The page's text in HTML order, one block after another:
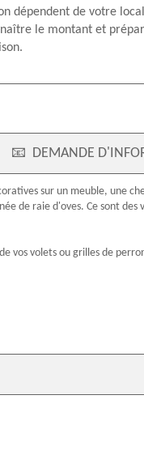
dépendent de votre
le montant et
📧 DEMANDE
sur un meuble, une
de raie d'oves. Ce sont des
vos volets ou grilles de